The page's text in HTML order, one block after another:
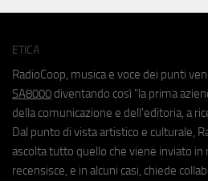
ETICA
RadioCoop, musica e voce dei punti
SA8000 diventando così "la prima
della comunicazione e dell'editoria, a
Dal punto di vista artistico e culturale,
ascolta tutto quello che viene inviato in
recensisce, e in alcuni casi, chiede